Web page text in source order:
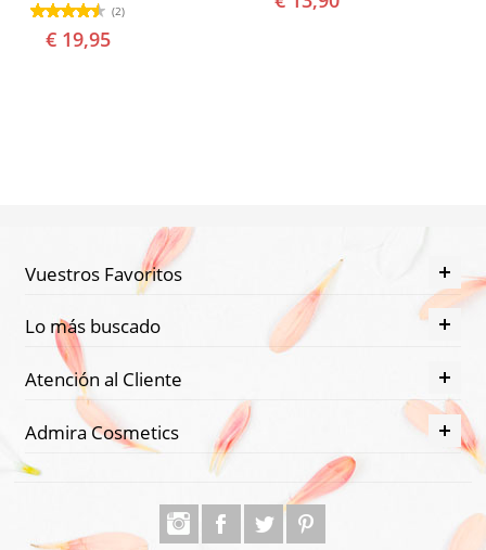
(2)
€ 19,95
Vuestros Favoritos
Lo más buscado
Atención al Cliente
Admira Cosmetics